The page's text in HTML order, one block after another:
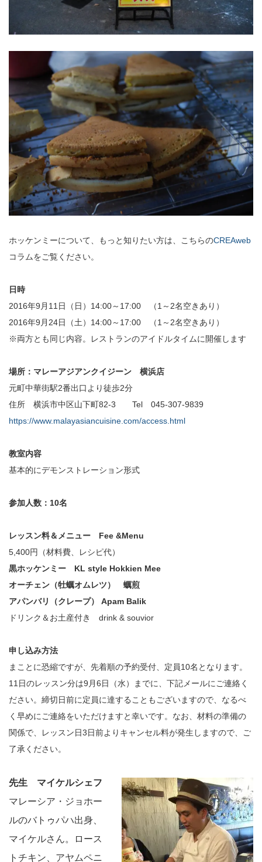
ホッケンミーについて、もっと知りたい方は、こちらのCREAweb
コラムをご覧ください。
日時
2016年9月11日（日）14:00～17:00 （1～2名空きあり）
2016年9月24日（土）14:00～17:00 （1～2名空きあり）
※両方とも同じ内容。レストランのアイドルタイムに開催します
場所：マレーアジアンクイジーン 横浜店
元町中華街駅2番出口より徒歩2分
住所 横浜市中区山下町82-3 Tel 045-307-9839
https://www.malayasiancuisine.com/access.html
教室内容
基本的にデモンストレーション形式
参加人数：10名
レッスン料＆メニュー Fee &Menu
5,400円（材料費、レシピ代）
黒ホッケンミー KL style Hokkien Mee
オーチェン（牡蠣オムレツ） 蠣煎
アパンバリ（クレープ） Apam Balik
ドリンク＆お土産付き drink & souvior
申し込み方法
まことに恐縮ですが、先着順の予約受付、定員10名となります。
11日のレッスン分は9月6日（水）までに、下記メールにご連絡く
ださい。締切日前に定員に達することもございますので、なるべ
く早めにご連絡をいただけますと幸いです。なお、材料の準備の
関係で、レッスン日3日前よりキャンセル料が発生しますので、ご
了承ください。
先生 マイケルシェフ
マレーシア・ジョホー
ルのバトゥパハ出身、
マイケルさん。ロース
トチキン、アヤムペニ